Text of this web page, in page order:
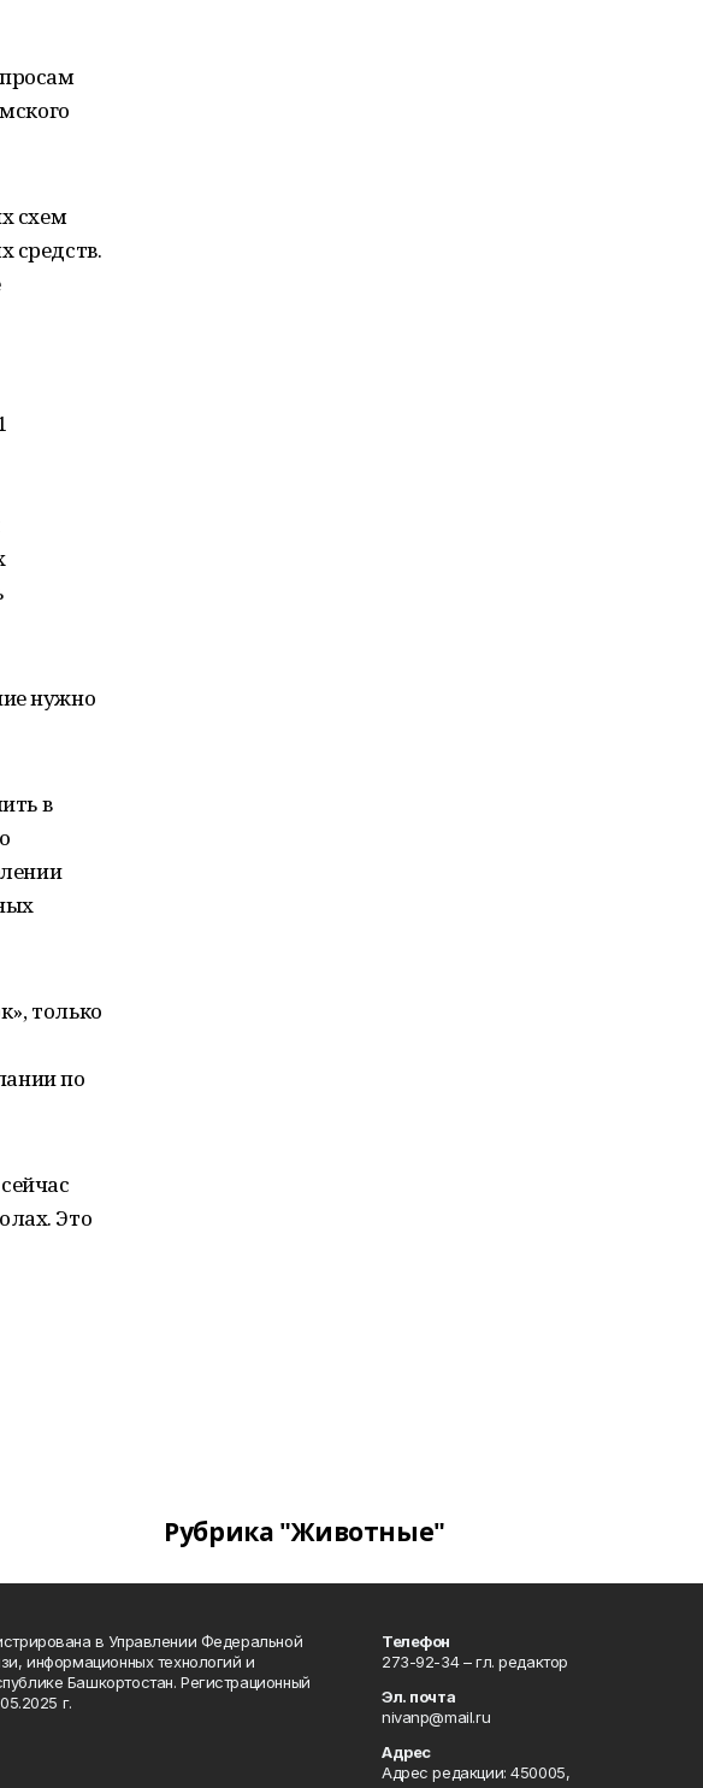
схем
средств.
нужно
в
только
по
Это
Рубрика "Животные"
в Управлении Федеральной
информационных технологий и
Башкортостан. Регистрационный
г.
Телефон
273-92-34 – гл. редактор
Эл. почта
nivanp@mail.ru
Адрес
Адрес редакции: 450005,